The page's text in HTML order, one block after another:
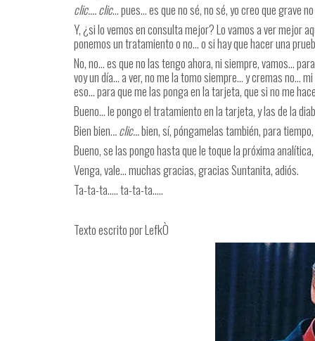
clic…. clic… pues… es que no sé, no sé, yo creo que grave
Y, ¿si lo vemos en consulta mejor? Lo vamos a ver mejor
ponemos un tratamiento o no… o si hay que hacer una
No, no… es que no las tengo ahora, ni siempre, vamos…
voy un día… a ver, no me la tomo siempre… y cremas no…
eso… para que me las ponga en la tarjeta, que si no me
Bueno… le pongo el tratamiento en la tarjeta, y las de la
Bien bien... clic…bien, sí, póngamelas también, para
Bueno, se las pongo hasta que le toque la próxima
Venga, vale… muchas gracias, gracias Suntanita, adiós.
Ta-ta-ta….. ta-ta-ta…..
Texto escrito por LefkÒ